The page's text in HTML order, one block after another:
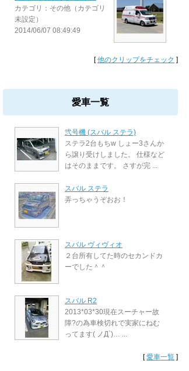
カテゴリ：その他（カテゴリ
未設定）
2014/06/07 08:49:49
[他のクリップをチェック ]
愛車一覧
弐号機 (スバル ステラ)
ステラ2台もちw しょー3さんか
ら譲り受けしました。 仕様など
はそのままです。 さすが完 ...
スバル ステラ
弄っちゃうぞおお！
スバル ヴィヴィオ
２台所有してた時のセカンドカ
ーでした＾＾
スバル R2
2013*03*30現在スーチャー故
障?の為車検切れで実家にねむ
ってます( ノД`)… ...
[愛車一覧 ]